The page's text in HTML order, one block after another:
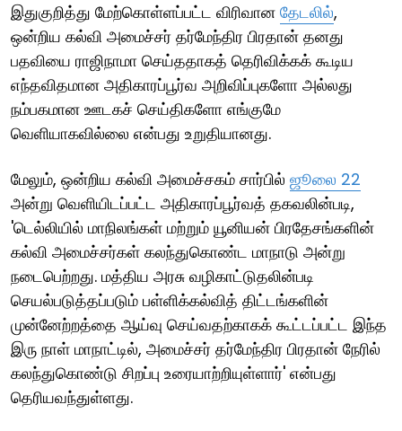
இதுகுறித்து மேற்கொள்ளப்பட்ட விரிவான தேடலில்,
ஒன்றிய கல்வி அமைச்சர் தர்மேந்திர பிரதான் தனது
பதவியை ராஜிநாமா செய்ததாகத் தெரிவிக்கக் கூடிய
எந்தவிதமான அதிகாரப்பூர்வ அறிவிப்புகளோ அல்லது
நம்பகமான ஊடகச் செய்திகளோ எங்குமே
வெளியாகவில்லை என்பது உறுதியானது.
மேலும், ஒன்றிய கல்வி அமைச்சகம் சார்பில் ஜூலை 22
அன்று வெளியிடப்பட்ட அதிகாரப்பூர்வத் தகவலின்படி,
'டெல்லியில் மாநிலங்கள் மற்றும் யூனியன் பிரதேசங்களின்
கல்வி அமைச்சர்கள் கலந்துகொண்ட மாநாடு அன்று
நடைபெற்றது. மத்திய அரசு வழிகாட்டுதலின்படி
செயல்படுத்தப்படும் பள்ளிக்கல்வித் திட்டங்களின்
முன்னேற்றத்தை ஆய்வு செய்வதற்காகக் கூட்டப்பட்ட இந்த
இரு நாள் மாநாட்டில், அமைச்சர் தர்மேந்திர பிரதான் நேரில்
கலந்துகொண்டு சிறப்பு உரையாற்றியுள்ளார்' என்பது
தெரியவந்துள்ளது.